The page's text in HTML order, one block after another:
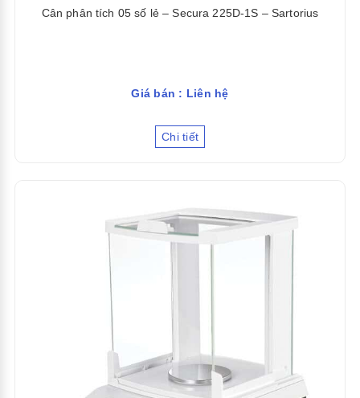
Cân phân tích 05 số lẻ – Secura 225D-1S – Sartorius
Giá bán : Liên hệ
Chi tiết